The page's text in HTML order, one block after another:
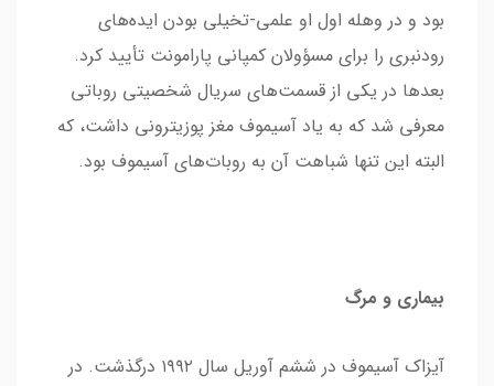
بود و در وهله اول او علمی-تخیلی بودن ایده‌های
رودنبری را برای مسؤولان کمپانی پارامونت تأیید کرد.
بعدها در یکی از قسمت‌های سریال شخصیتی روباتی
معرفی شد که به یاد آسیموف مغز پوزیترونی داشت، که
البته این تنها شباهت آن به روبات‌های آسیموف بود.
بیماری و مرگ
آیزاک آسیموف در ششم آوریل سال ۱۹۹۲ درگذشت. در